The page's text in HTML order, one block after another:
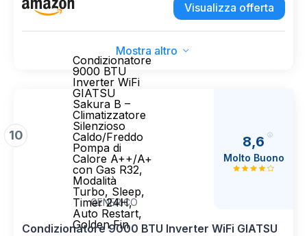
Visualizza offerta
Mostra altro
10
Condizionatore
9000 BTU
Inverter WiFi
GIATSU
Sakura B –
Climatizzatore
Silenzioso
Caldo/Freddo
Pompa di
Calore A++/A+
con Gas R32,
Modalità
Turbo, Sleep,
Timer 24H,
Auto Restart,
Golden Fin
GENERICO
8,6
Molto Buono
Condizionatore 9000 BTU Inverter WiFi GIATSU